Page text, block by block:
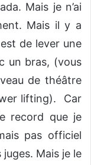
Mais je n’ai
Mais il y a
de lever une
un bras, (vous
de théâtre
lifting). Car
record que je
pas officiel
juges. Mais je le